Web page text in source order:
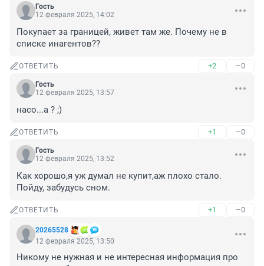
Гость
12 февраля 2025, 14:02
Покупает за границей, живет там же. Почему не в
списке инагентов??
ОТВЕТИТЬ +2 –0
Гость
12 февраля 2025, 13:57
насо...а ? ;)
ОТВЕТИТЬ +1 –0
Гость
12 февраля 2025, 13:52
Как хорошо,я уж думал не купит,аж плохо стало.
Пойду, забудусь сном.
ОТВЕТИТЬ +1 –0
20265528
12 февраля 2025, 13:50
Никому не нужная и не интересная информация про